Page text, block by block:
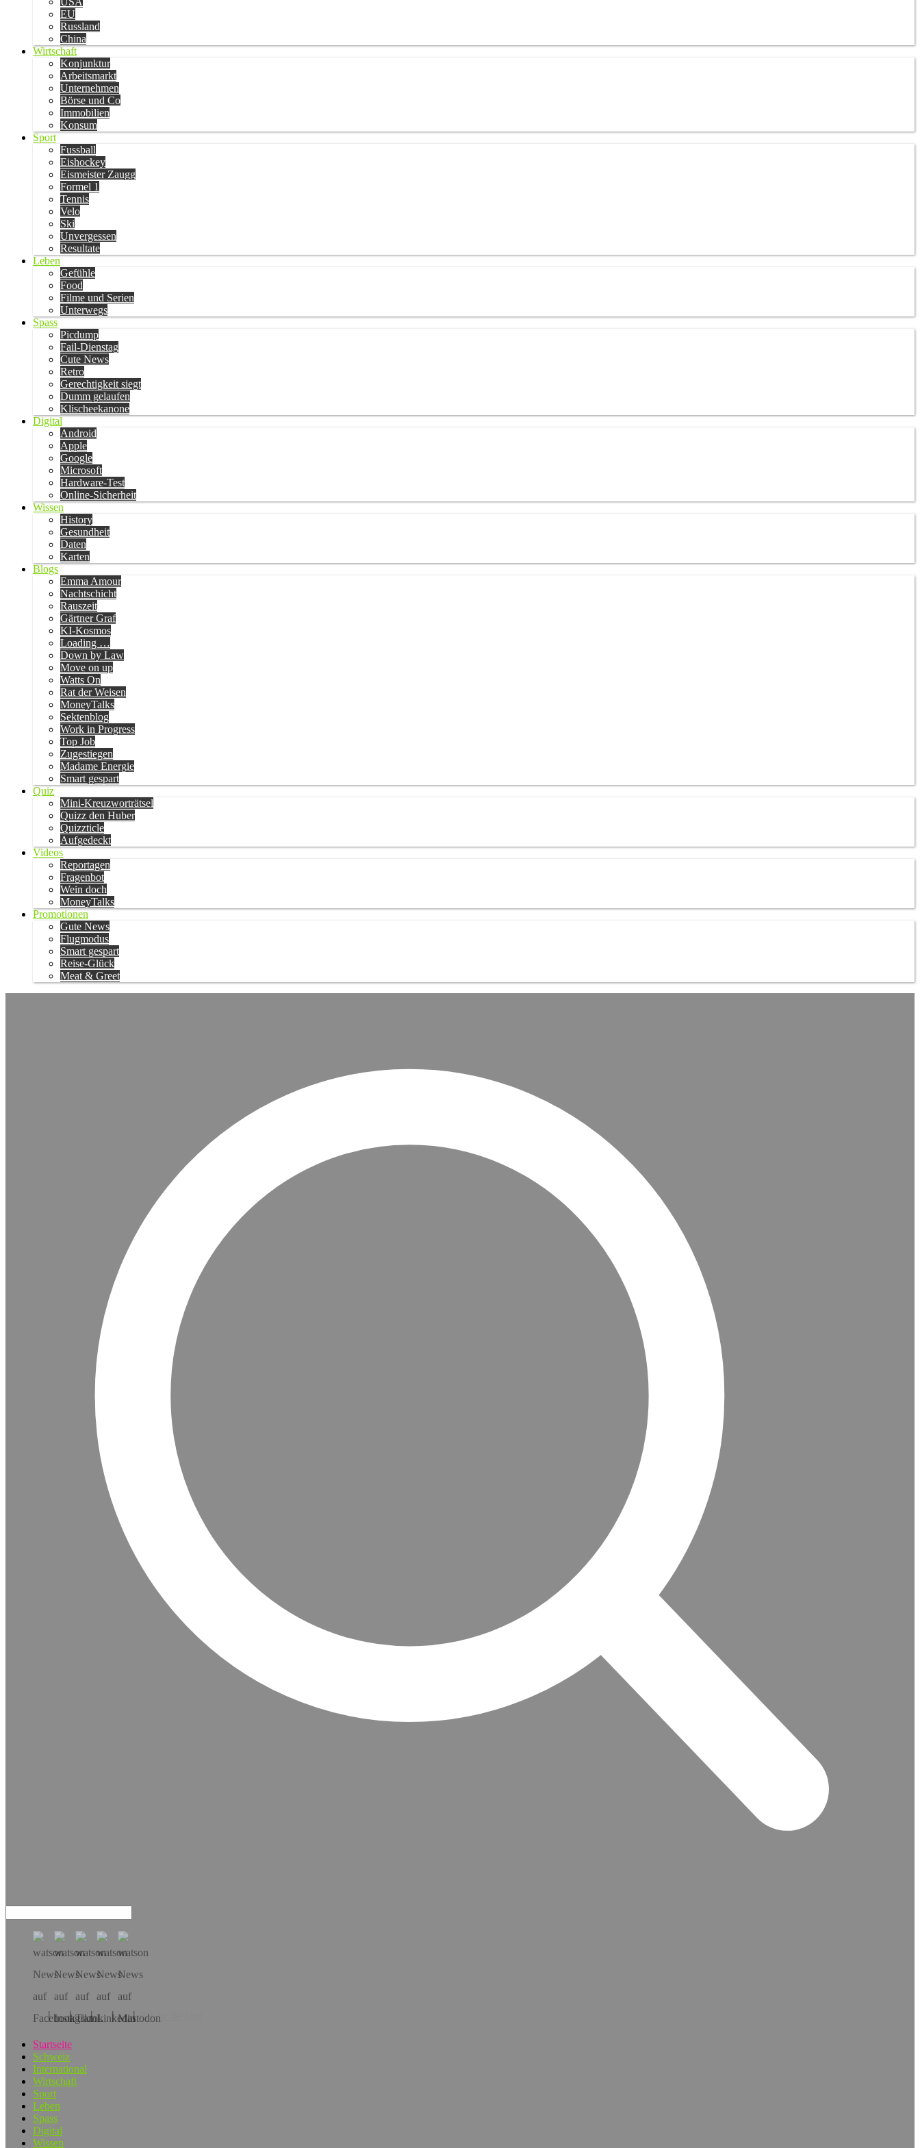
EU
Russland
China
Wirtschaft
Konjunktur
Arbeitsmarkt
Unternehmen
Börse und Co
Immobilien
Konsum
Sport
Fussball
Eishockey
Eismeister Zaugg
Formel 1
Tennis
Velo
Ski
Unvergessen
Resultate
Leben
Gefühle
Food
Filme und Serien
Unterwegs
Spass
Picdump
Fail-Dienstag
Cute News
Retro
Gerechtigkeit siegt
Dumm gelaufen
Klischeekanone
Digital
Android
Apple
Google
Microsoft
Hardware-Test
Online-Sicherheit
Wissen
History
Gesundheit
Daten
Karten
Blogs
Emma Amour
Nachtschicht
Rauszeit
Gärtner Graf
KI-Kosmos
Loading …
Down by Law
Move on up
Watts On
Rat der Weisen
MoneyTalks
Sektenblog
Work in Progress
Top Job
Zugestiegen
Madame Energie
Smart gespart
Quiz
Mini-Kreuzworträtsel
Quizz den Huber
Quizzticle
Aufgedeckt
Videos
Reportagen
Fragenbot
Wein doch
MoneyTalks
Promotionen
Gute News
Flugmodus
Smart gespart
Reise-Glück
Meat & Greet
Hol dir die App!
Startseite
Schweiz
International
Wirtschaft
Sport
Leben
Spass
Digital
Wissen